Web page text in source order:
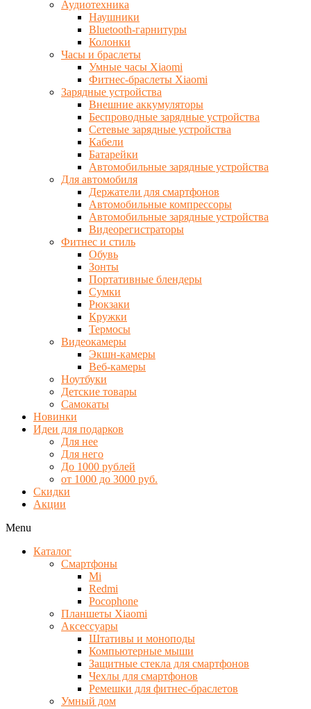
Аудиотехника
Наушники
Bluetooth-гарнитуры
Колонки
Часы и браслеты
Умные часы Xiaomi
Фитнес-браслеты Xiaomi
Зарядные устройства
Внешние аккумуляторы
Беспроводные зарядные устройства
Сетевые зарядные устройства
Кабели
Батарейки
Автомобильные зарядные устройства
Для автомобиля
Держатели для смартфонов
Автомобильные компрессоры
Автомобильные зарядные устройства
Видеорегистраторы
Фитнес и стиль
Обувь
Зонты
Портативные блендеры
Сумки
Рюкзаки
Кружки
Термосы
Видеокамеры
Экшн-камеры
Веб-камеры
Ноутбуки
Детские товары
Самокаты
Новинки
Идеи для подарков
Для нее
Для него
До 1000 рублей
от 1000 до 3000 руб.
Скидки
Акции
Menu
Каталог
Смартфоны
Mi
Redmi
Pocophone
Планшеты Xiaomi
Аксессуары
Штативы и моноподы
Компьютерные мыши
Защитные стекла для смартфонов
Чехлы для смартфонов
Ремешки для фитнес-браслетов
Умный дом